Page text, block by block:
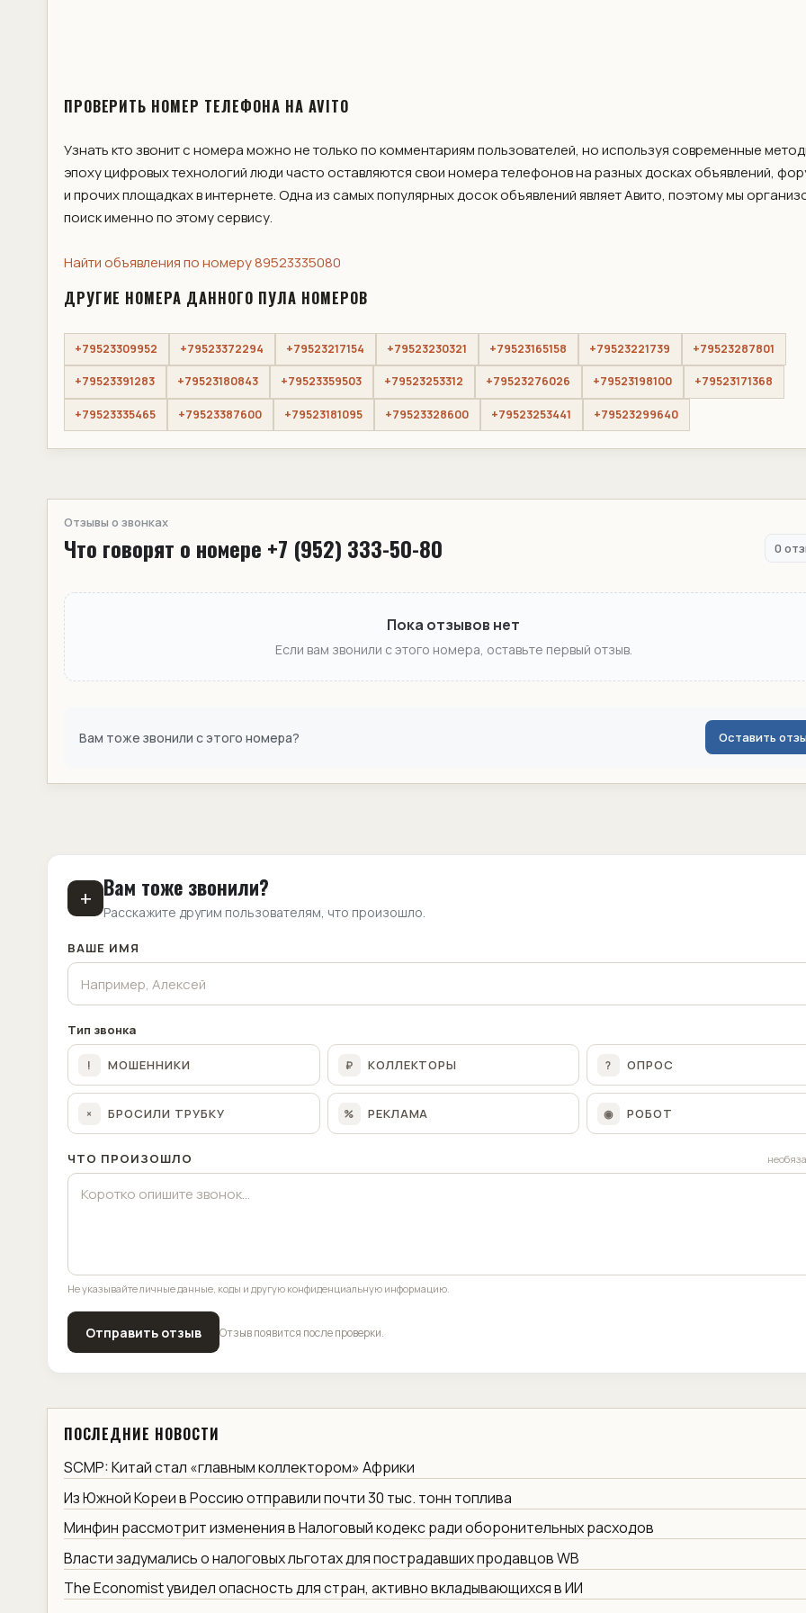
ПРОВЕРИТЬ НОМЕР ТЕЛЕФОНА НА AVITO
Узнать кто звонит с номера можно не только по комментариям пользователей, но используя современные
эпоху цифровых технологий люди часто оставляются свои номера телефонов на разных досках объявлений,
и прочих площадках в интернете. Одна из самых популярных досок объявлений являет Авито, поэтому мы
поиск именно по этому сервису.
Найти объявления по номеру 89523335080
ДРУГИЕ НОМЕРА ДАННОГО ПУЛА НОМЕРОВ
+79523309952 +79523372294 +79523217154 +79523230321 +79523165158 +79523221739 +79523287801
+79523391283 +79523180843 +79523359503 +79523253312 +79523276026 +79523198100 +79523171368
+79523335465 +79523387600 +79523181095 +79523328600 +79523253441 +79523299640
Отзывы о звонках
Что говорят о номере +7 (952) 333-50-80 0
Пока отзывов нет
Если вам звонили с этого номера, оставьте первый отзыв.
Вам тоже звонили с этого номера? Оставить
+ Вам тоже звонили?
Расскажите другим пользователям, что произошло.
ВАШЕ ИМЯ
Тип звонка
! МОШЕННИКИ ₽ КОЛЛЕКТОРЫ ? ОПРОС
× БРОСИЛИ ТРУБКУ % РЕКЛАМА ◉ РОБОТ
ЧТО ПРОИЗОШЛО
Не указывайте личные данные, коды и другую конфиденциальную информацию.
Отправить отзыв Отзыв появится после проверки.
ПОСЛЕДНИЕ НОВОСТИ
SCMP: Китай стал «главным коллектором» Африки
Из Южной Кореи в Россию отправили почти 30 тыс. тонн топлива
Минфин рассмотрит изменения в Налоговый кодекс ради оборонительных расходов
Власти задумались о налоговых льготах для пострадавших продавцов WB
The Economist увидел опасность для стран, активно вкладывающихся в ИИ